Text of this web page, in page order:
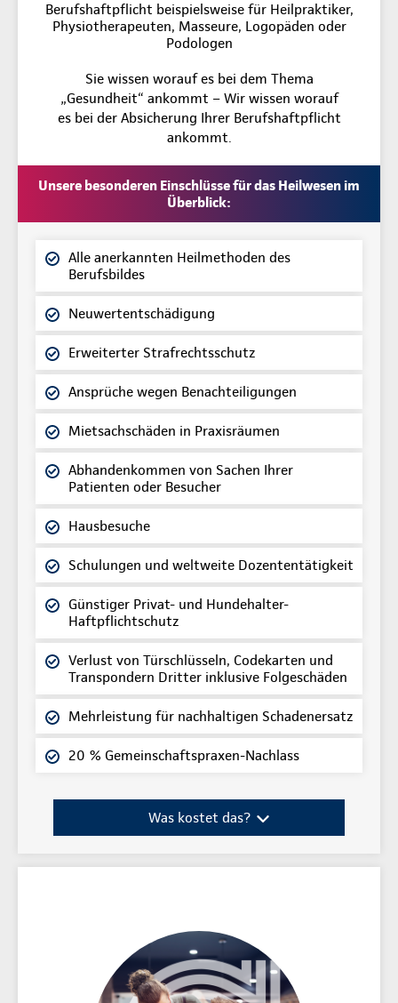
Berufshaftpflicht beispielsweise für Heilpraktiker,
Physiotherapeuten, Masseure, Logopäden oder
Podologen
Sie wissen worauf es bei dem Thema
„Gesundheit“ ankommt – Wir wissen worauf
es bei der Absicherung Ihrer Berufshaftpflicht
ankommt.
Unsere besonderen Einschlüsse für das Heilwesen im
Überblick:
Alle anerkannten Heilmethoden des
Berufsbildes
Neuwertentschädigung
Erweiterter Strafrechtsschutz
Ansprüche wegen Benachteiligungen
Mietsachschäden in Praxisräumen
Abhandenkommen von Sachen Ihrer
Patienten oder Besucher
Hausbesuche
Schulungen und weltweite Dozententätigkeit
Günstiger Privat- und Hundehalter-
Haftpflichtschutz
Verlust von Türschlüsseln, Codekarten und
Transpondern Dritter inklusive Folgeschäden
Mehrleistung für nachhaltigen Schadenersatz
20 % Gemeinschaftspraxen-Nachlass
Was kostet das?